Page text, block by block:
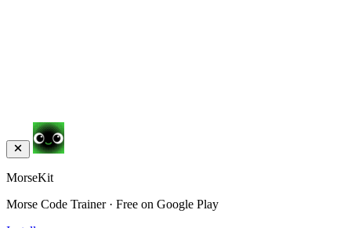
MorseKit
Morse Code Trainer · Free on Google Play